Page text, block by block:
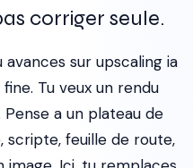
corriger seule.
sur upscaling ia
Tu veux un rendu
a un plateau de
scripte, feuille de route,